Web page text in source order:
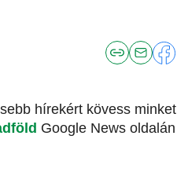
hírekért kövess minket
Google News oldalán